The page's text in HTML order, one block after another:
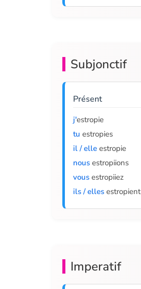
Subjonctif
Présent
j'estropie
tu estropies
il / elle estropie
nous estropiions
vous estropiiez
ils / elles estropient
Imperatif